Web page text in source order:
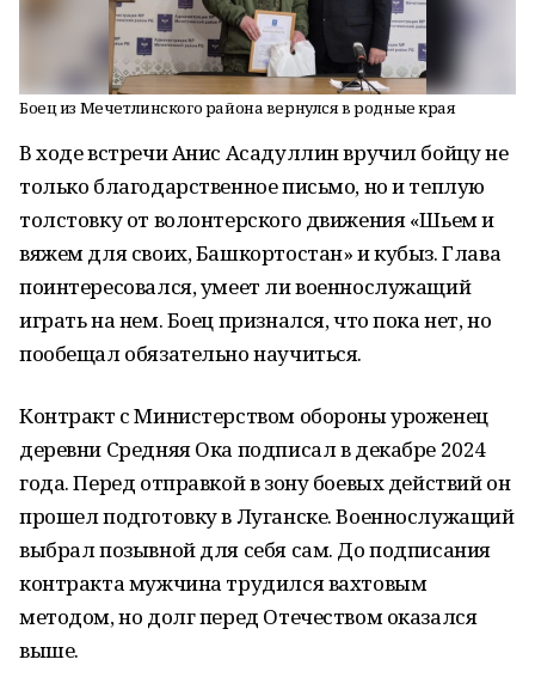
Боец из Мечетлинского района вернулся в родные края
В ходе встречи Анис Асадуллин вручил бойцу не
только благодарственное письмо, но и теплую
толстовку от волонтерского движения «Шьем и
вяжем для своих, Башкортостан» и кубыз. Глава
поинтересовался, умеет ли военнослужащий
играть на нем. Боец признался, что пока нет, но
пообещал обязательно научиться.
Контракт с Министерством обороны уроженец
деревни Средняя Ока подписал в декабре 2024
года. Перед отправкой в зону боевых действий он
прошел подготовку в Луганске. Военнослужащий
выбрал позывной для себя сам. До подписания
контракта мужчина трудился вахтовым
методом, но долг перед Отечеством оказался
выше.